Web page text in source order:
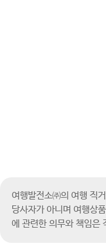
여행발전소㈜의 여행 직
당사자가 아니며 여행상
에 관련한 의무와 책임은